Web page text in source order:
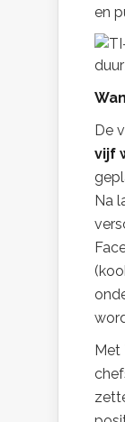
en
De
vijf
Na
Met